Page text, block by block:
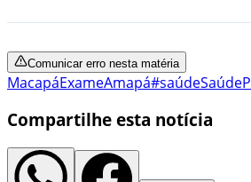
Comunicar erro nesta matéria
MacapáExameAmapá#saúdeSaúde
Compartilhe esta notícia